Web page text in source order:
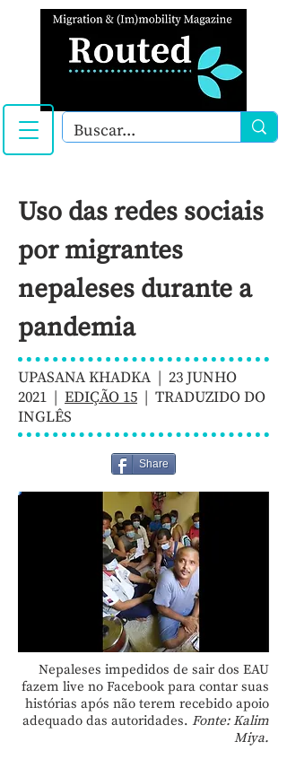
Uso das redes sociais
por migrantes
nepaleses durante a
pandemia
UPASANA KHADKA | 23 JUNHO
2021 | EDIÇÃO 15 | TRADUZIDO DO
INGLÊS
Share
Nepaleses impedidos de sair dos EAU
fazem live no Facebook para contar suas
histórias após não terem recebido apoio
adequado das autoridades. Fonte: Kalim
Miya.